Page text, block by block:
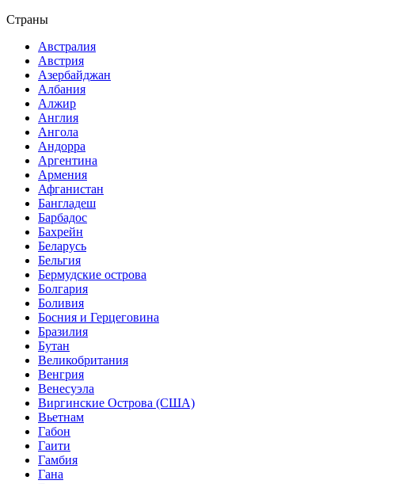
Страны
Австралия
Австрия
Азербайджан
Албания
Алжир
Англия
Ангола
Андорра
Аргентина
Армения
Афганистан
Бангладеш
Барбадос
Бахрейн
Беларусь
Бельгия
Бермудские острова
Болгария
Боливия
Босния и Герцеговина
Бразилия
Бутан
Великобритания
Венгрия
Венесуэла
Виргинские Острова (США)
Вьетнам
Габон
Гаити
Гамбия
Гана